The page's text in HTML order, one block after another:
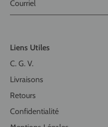
Liens Utiles
C. G. V.
Livraisons
Retours
Confidentialité